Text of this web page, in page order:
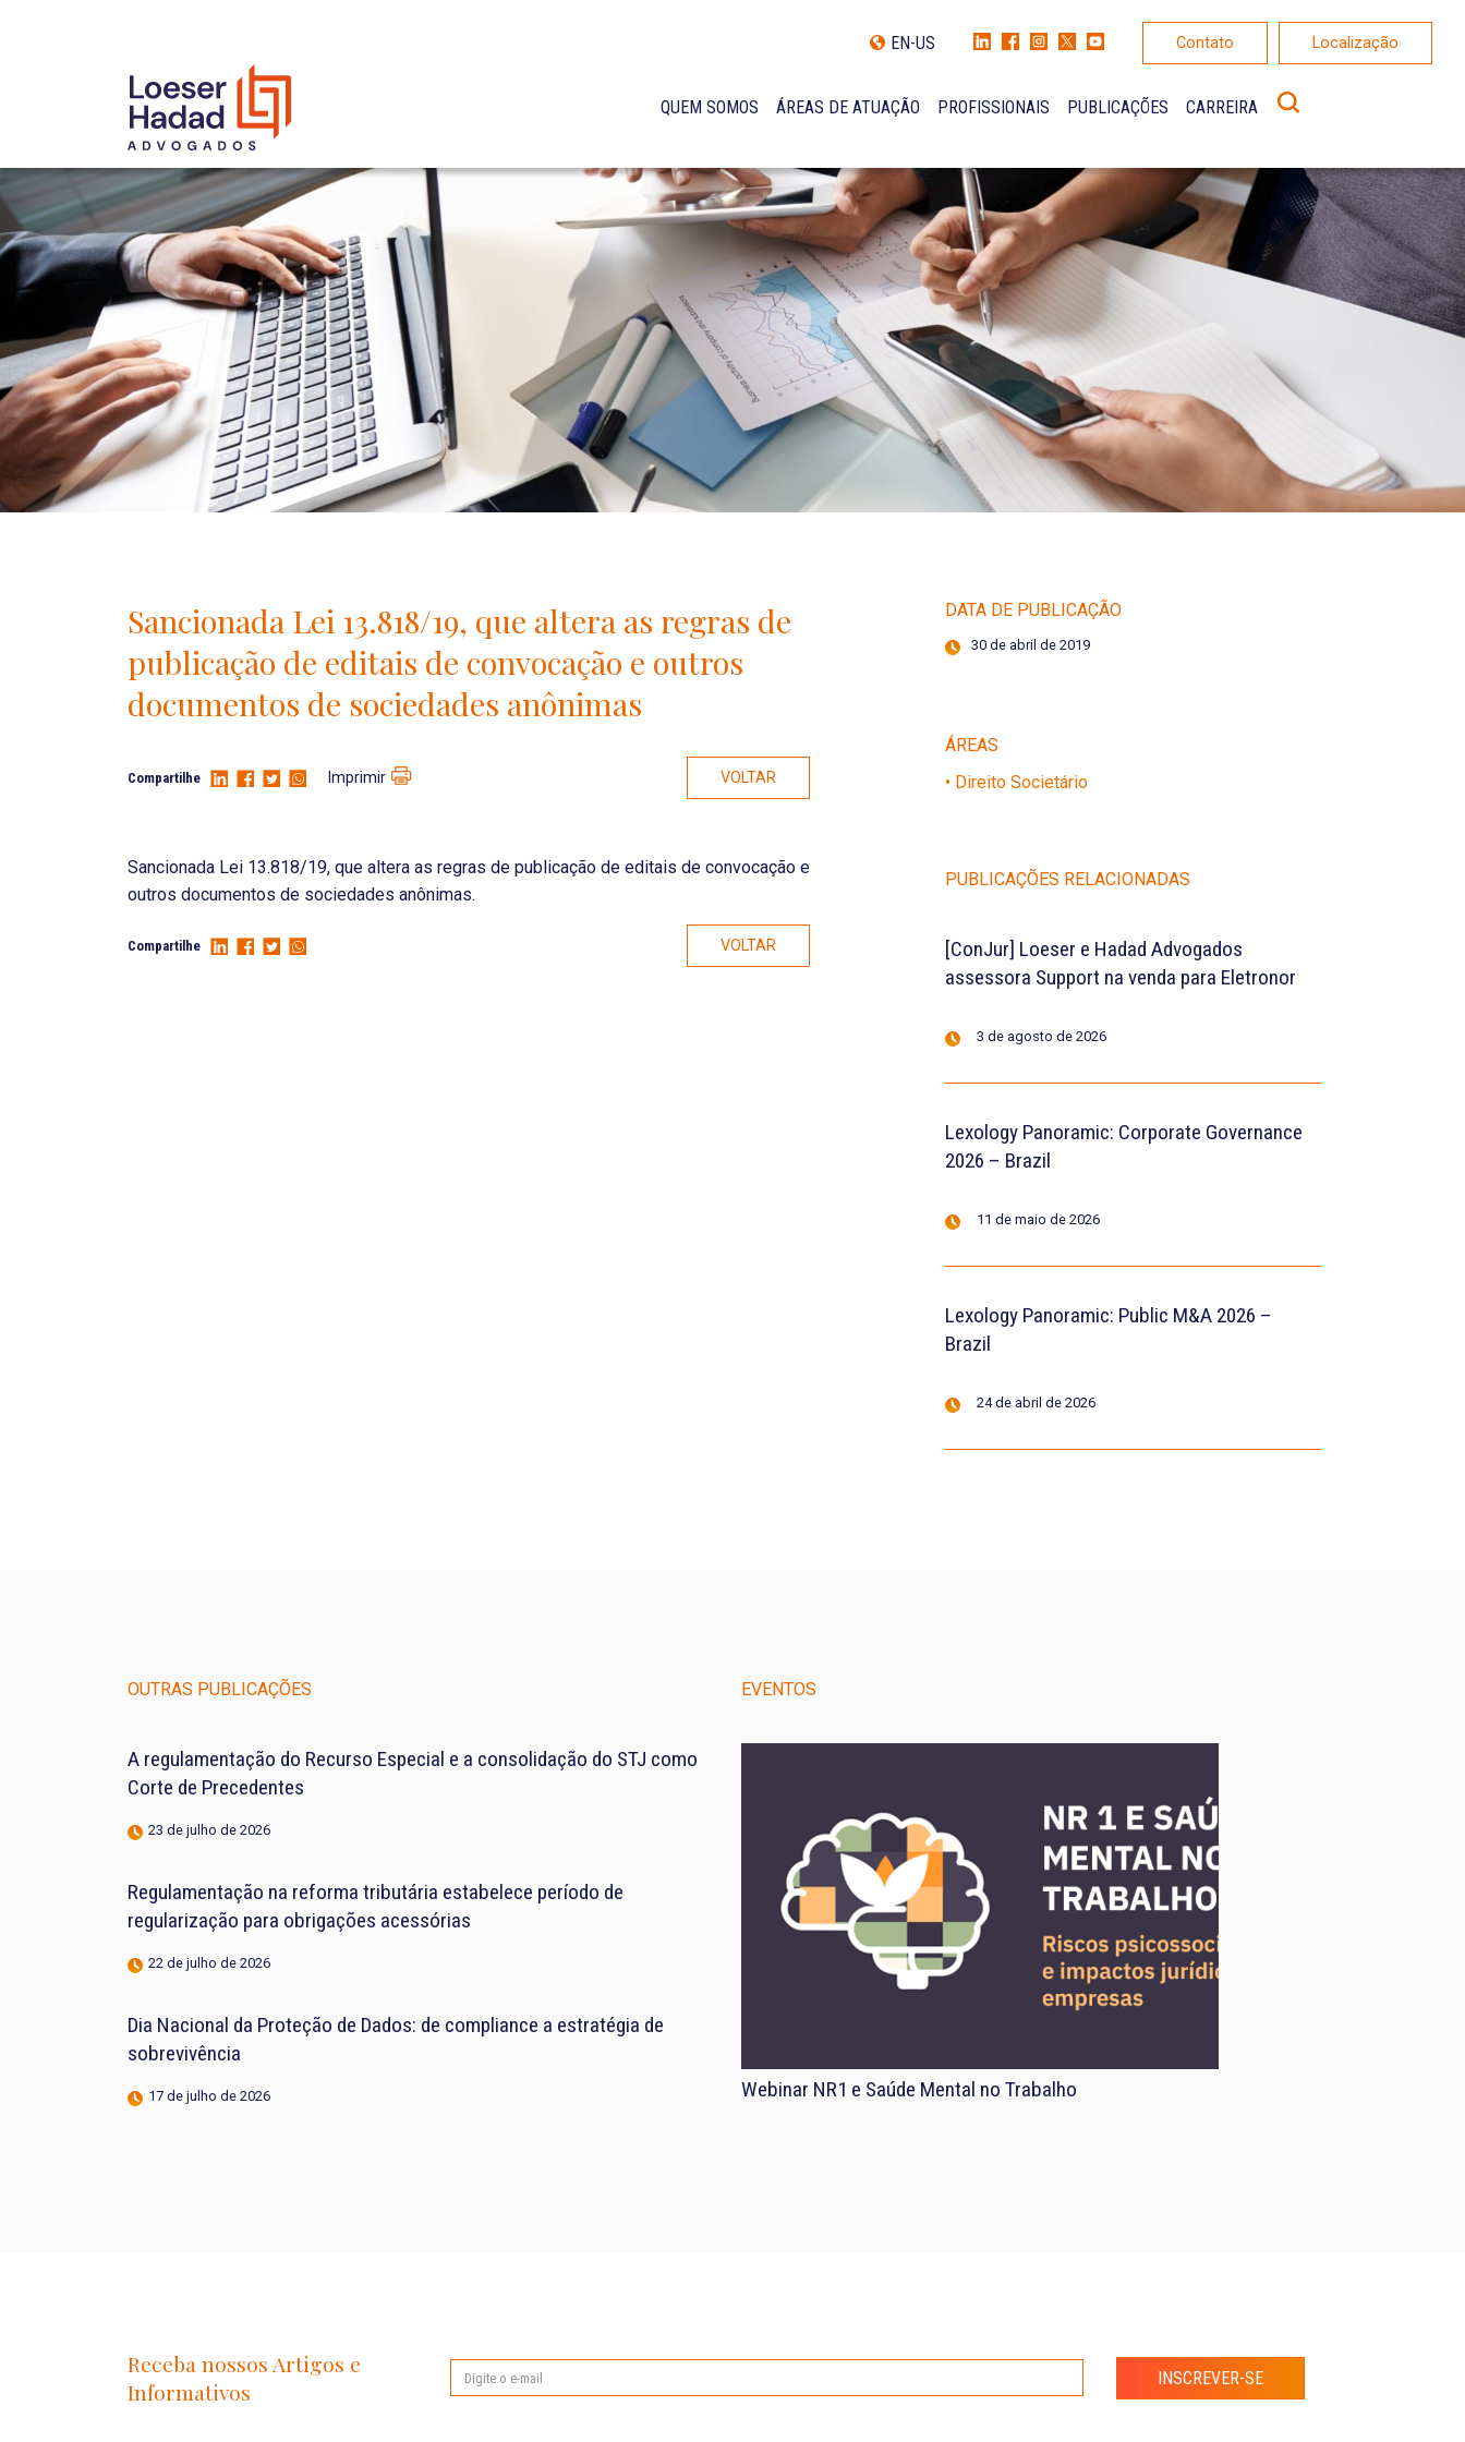
INTERNATIONAL NETWORK
PRÊMIOS
NOSSA EQUIPE
EN-US Contato Localização
QUEM SOMOS
INCLUSÃO E DIVERSIDADE
INTERNATIONAL NETWORK
PRÊMIOS
NOSSA EQUIPE
ÁREAS DE ATUAÇÃO PROFISSIONAIS PUBLICAÇÕES CARREIRA
Sancionada Lei 13.818/19, que altera as regras de
publicação de editais de convocação e outros
documentos de sociedades anônimas
Compartilhe Imprimir VOLTAR
Sancionada Lei 13.818/19, que altera as regras de publicação de editais de convocação e
outros documentos de sociedades anônimas.
Compartilhe VOLTAR
DATA DE PUBLICAÇÃO
30 de abril de 2019
ÁREAS
• Direito Societário
PUBLICAÇÕES RELACIONADAS
[ConJur] Loeser e Hadad Advogados
assessora Support na venda para Eletronor
3 de agosto de 2026
Lexology Panoramic: Corporate Governance
2026 – Brazil
11 de maio de 2026
Lexology Panoramic: Public M&A 2026 –
Brazil
24 de abril de 2026
OUTRAS PUBLICAÇÕES
A regulamentação do Recurso Especial e a consolidação do STJ como
Corte de Precedentes
23 de julho de 2026
Regulamentação na reforma tributária estabelece período de
regularização para obrigações acessórias
22 de julho de 2026
Dia Nacional da Proteção de Dados: de compliance a estratégia de
sobrevivência
17 de julho de 2026
EVENTOS
Webinar NR1 e Saúde Mental no Trabalho
Receba nossos Artigos e
Informativos
INSCREVER-SE